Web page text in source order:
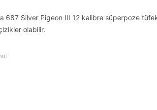
687 Silver Pigeon III 12 kalibre süperpoze
olabilir.